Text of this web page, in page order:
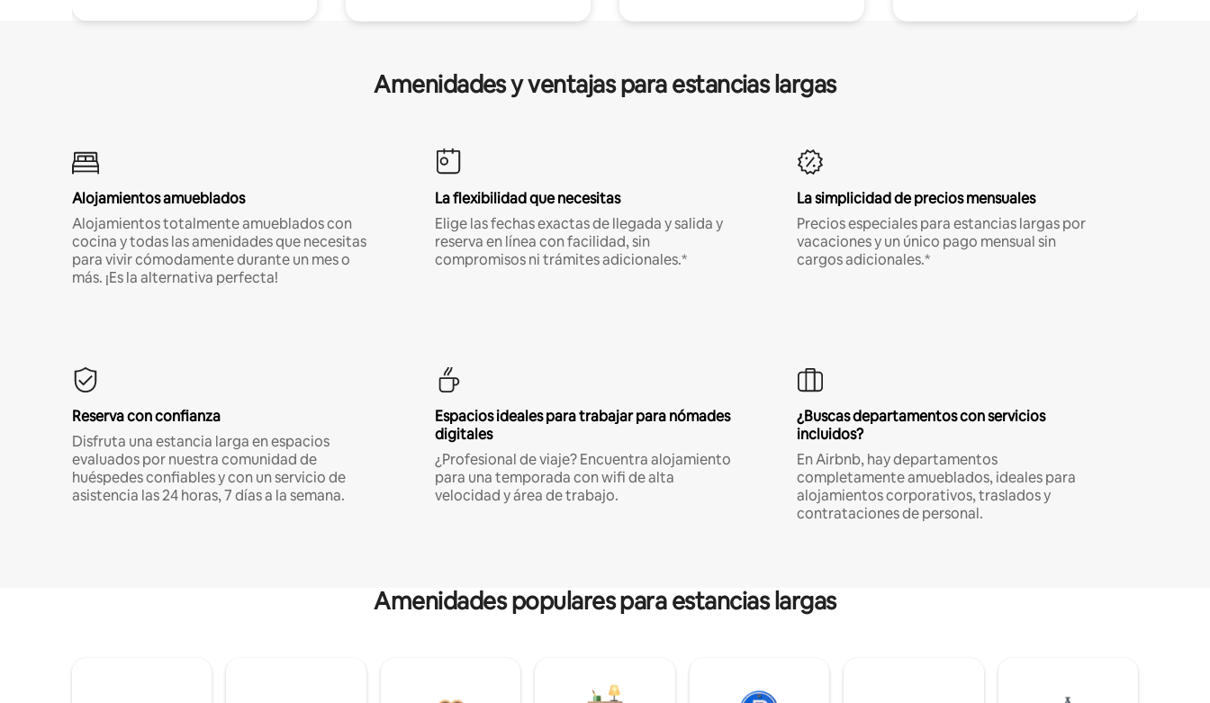
Amenidades y ventajas para estancias largas
Alojamientos amueblados
Alojamientos totalmente amueblados con
cocina y todas las amenidades que necesitas
para vivir cómodamente durante un mes o
más. ¡Es la alternativa perfecta!
La flexibilidad que necesitas
Elige las fechas exactas de llegada y salida y
reserva en línea con facilidad, sin
compromisos ni trámites adicionales.*
La simplicidad de precios mensuales
Precios especiales para estancias largas por
vacaciones y un único pago mensual sin
cargos adicionales.*
Reserva con confianza
Disfruta una estancia larga en espacios
evaluados por nuestra comunidad de
huéspedes confiables y con un servicio de
asistencia las 24 horas, 7 días a la semana.
Espacios ideales para trabajar para nómades
digitales
¿Profesional de viaje? Encuentra alojamiento
para una temporada con wifi de alta
velocidad y área de trabajo.
¿Buscas departamentos con servicios
incluidos?
En Airbnb, hay departamentos
completamente amueblados, ideales para
alojamientos corporativos, traslados y
contrataciones de personal.
Amenidades populares para estancias largas